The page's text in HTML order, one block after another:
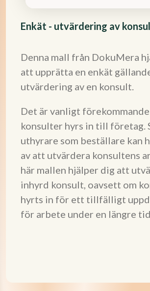
Enkät - utvärdering av
Denna mall från DokuMera
att upprätta en enkät
utvärdering av en konsult.
Det är vanligt
konsulter hyrs in till företag.
uthyrare som beställare kan
av att utvärdera konsultens
här mallen hjälper dig att
inhyrd konsult, oavsett om
hyrts in för ett tillfälligt
för arbete under en längre